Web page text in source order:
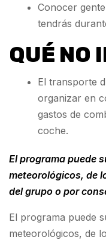
Conocer
tendrás
QUÉ NO
El transporte
organizar en
gastos de
coche.
El programa puede
meteorológicos, de
del grupo o por
El programa puede
meteorológicos, de